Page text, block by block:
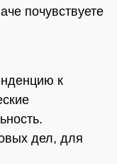
почувствуете
к
дел, для